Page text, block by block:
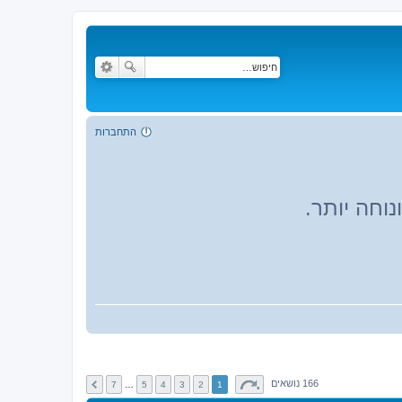
התחברות
יותר.
166 נושאים 1
2
3
4
5
7